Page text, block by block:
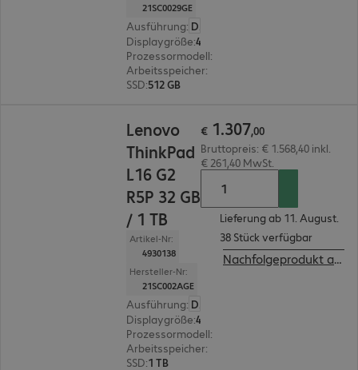
21SC0029GE
Ausführung:
Displaygröße:
Prozessormodell:
Arbeitsspeicher:
SSD:512 GB
Lenovo
ThinkPad
L16 G2
R5P 32 GB
/ 1 TB
Artikel-Nr:
4930138
Hersteller-Nr:
21SC002AGE
Ausführung:
Displaygröße:
Prozessormodell:
Arbeitsspeicher:
SSD:1 TB
€ 1.307,00
Bruttopreis: € 1.568,40 inkl.
€ 261,40 MwSt.
Lieferung ab 11. August.
38 Stück verfügbar
Nachfolgeprodukt ansehen